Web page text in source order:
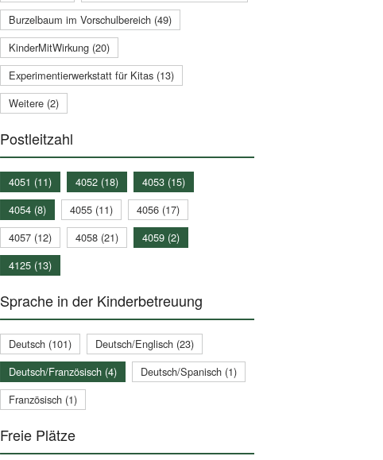
Burzelbaum im Vorschulbereich (49)
KinderMitWirkung (20)
Experimentierwerkstatt für Kitas (13)
Weitere (2)
Postleitzahl
4051 (11) 4052 (18)
4053 (15)
4054 (8)
4055 (11)
4056 (17)
4057 (12)
4058 (21)
4059 (2)
4125 (13)
Sprache in der Kinderbetreuung
Deutsch (101)
Deutsch/Englisch (23)
Deutsch/Französisch (4)
Deutsch/Spanisch (1)
Französisch (1)
Freie Plätze